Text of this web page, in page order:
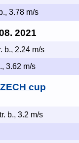
3.78 m/s
2021
b., 2.24 m/s
3.62 m/s
cup
b., 3.2 m/s